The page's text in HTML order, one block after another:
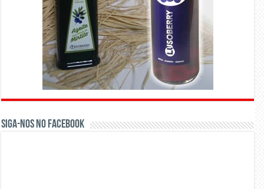
Siga-nos no Facebook